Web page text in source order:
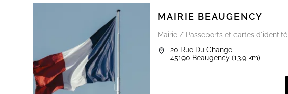
MAIRIE BEAUGENCY
Mairie / Passeports et cartes d'identité
20 Rue Du Change
45190 Beaugency (13.9 km)